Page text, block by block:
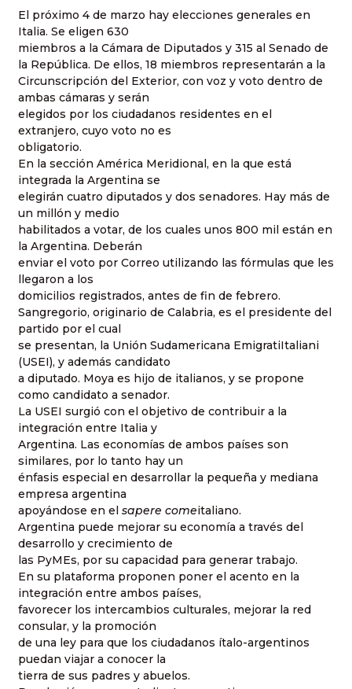
El próximo 4 de marzo hay elecciones generales en
Italia. Se eligen 630
miembros a la Cámara de Diputados y 315 al Senado de
la República. De ellos, 18 miembros representarán a la
Circunscripción del Exterior, con voz y voto dentro de
ambas cámaras y serán
elegidos por los ciudadanos residentes en el
extranjero, cuyo voto no es
obligatorio.
En la sección América Meridional, en la que está
integrada la Argentina se
elegirán cuatro diputados y dos senadores. Hay más de
un millón y medio
habilitados a votar, de los cuales unos 800 mil están en
la Argentina. Deberán
enviar el voto por Correo utilizando las fórmulas que les
llegaron a los
domicilios registrados, antes de fin de febrero.
Sangregorio, originario de Calabria, es el presidente del
partido por el cual
se presentan, la Unión Sudamericana EmigratiItaliani
(USEI), y además candidato
a diputado. Moya es hijo de italianos, y se propone
como candidato a senador.
La USEI surgió con el objetivo de contribuir a la
integración entre Italia y
Argentina. Las economías de ambos países son
similares, por lo tanto hay un
énfasis especial en desarrollar la pequeña y mediana
empresa argentina
apoyándose en el sapere comeitaliano.
Argentina puede mejorar su economía a través del
desarrollo y crecimiento de
las PyMEs, por su capacidad para generar trabajo.
En su plataforma proponen poner el acento en la
integración entre ambos países,
favorecer los intercambios culturales, mejorar la red
consular, y la promoción
de una ley para que los ciudadanos ítalo-argentinos
puedan viajar a conocer la
tierra de sus padres y abuelos.